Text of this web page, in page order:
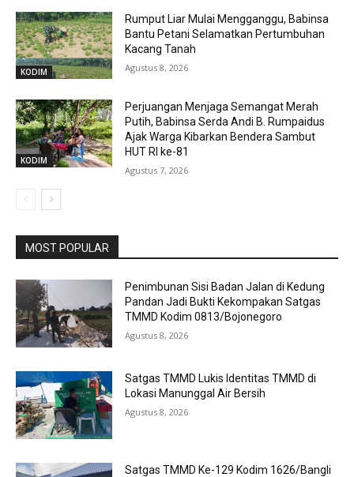
KODIM
Rumput Liar Mulai Mengganggu, Babinsa
Bantu Petani Selamatkan Pertumbuhan
Kacang Tanah
Agustus 8, 2026
KODIM
Perjuangan Menjaga Semangat Merah
Putih, Babinsa Serda Andi B. Rumpaidus
Ajak Warga Kibarkan Bendera Sambut
HUT RI ke-81
Agustus 7, 2026
MOST POPULAR
Penimbunan Sisi Badan Jalan di Kedung
Pandan Jadi Bukti Kekompakan Satgas
TMMD Kodim 0813/Bojonegoro
Agustus 8, 2026
Satgas TMMD Lukis Identitas TMMD di
Lokasi Manunggal Air Bersih
Agustus 8, 2026
Satgas TMMD Ke-129 Kodim 1626/Bangli